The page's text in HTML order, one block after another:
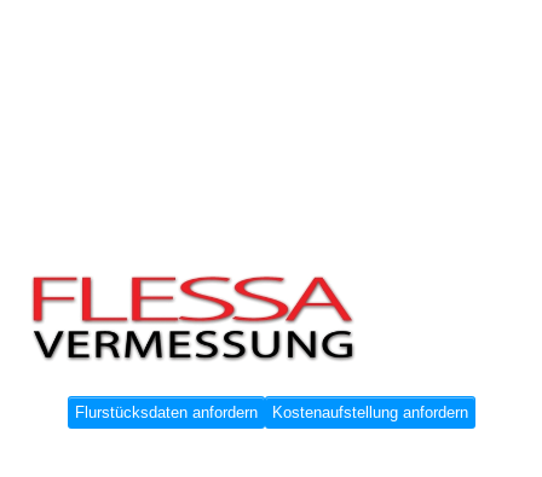
Flurstücksdaten anfordern Kostenaufstellung anfordern